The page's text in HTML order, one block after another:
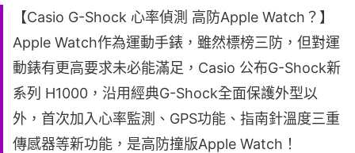
【Casio G-Shock 心率偵測 高防Apple Watch？】
Apple Watch作為運動手錶，雖然標榜三防，但對運
動錶有更高要求未必能滿足，Casio 公布G-Shock新
系列 H1000，沿用經典G-Shock全面保護外型以
外，首次加入心率監測、GPS功能、指南針溫度三重
傳感器等新功能，是高防撞版Apple Watch！